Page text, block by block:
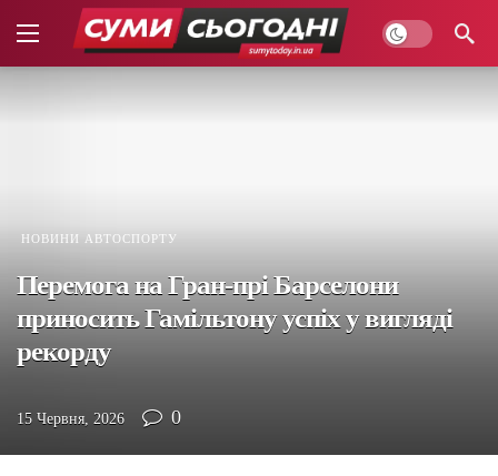
НОВИНИ АВТОСПОРТУ
Перемога на Гран-прі Барселони
приносить Гамільтону успіх у вигляді
рекорду
15 Червня, 2026 0